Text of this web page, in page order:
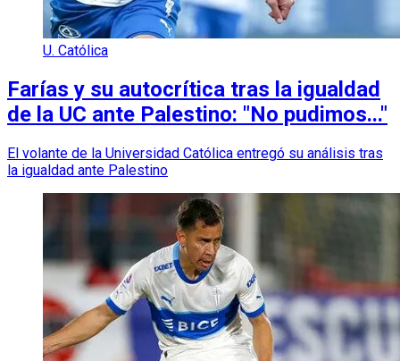
U. Católica
Farías y su autocrítica tras la igualdad
de la UC ante Palestino: "No pudimos..."
El volante de la Universidad Católica entregó su análisis tras
la igualdad ante Palestino